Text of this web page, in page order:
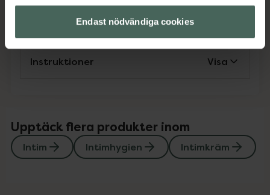
Endast nödvändiga cookies
Instruktioner Visa
Upptäck flera produkter inom
Intim Intimhygien Intimkräm